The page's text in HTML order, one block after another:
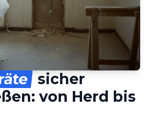
sicher
von Herd bis